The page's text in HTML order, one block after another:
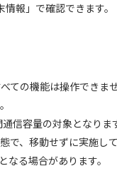
報」で確認できます。
ての機能は操作できませ
信容量の対象となりま
、移動せずに実施して
る場合があります。